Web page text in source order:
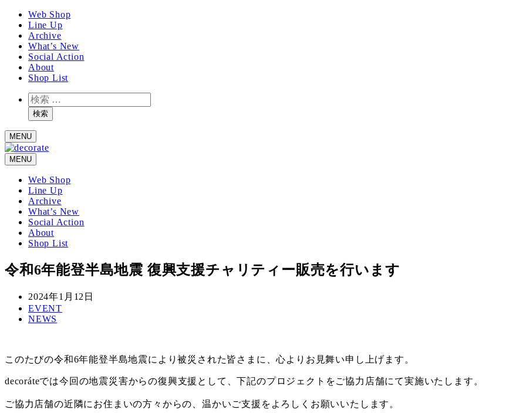
動
Web Shop
Line Up
Archive
What’s New
Social Action
About
Shop List
検
索検索
MENU
MENU
Web Shop
Line Up
Archive
What’s New
Social Action
About
Shop List
令和6年能登半島地震 復興支援チャリティー販売を行います
投
稿
日
2024年1月12日
カ
テ
ー
EVENT
カ
リ
NEWS
このたびの令和6年能登半島地震により被災された皆さまに、心よりお見舞い申し上げます。
decoráteでは今回の地震災害からの復興支援として、下記のプロジェクトをご協力店舗にて実施いたします。
ご協力店舗の近隣にお住まいの方々からの、温かいご支援をよろしくお願いいたします。